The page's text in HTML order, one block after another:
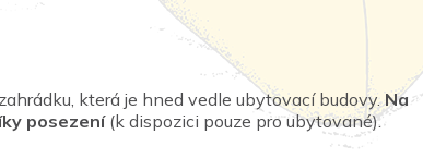
která je hned vedle ubytovací budovy.Na
posezení(k dispozici pouze pro ubytované).